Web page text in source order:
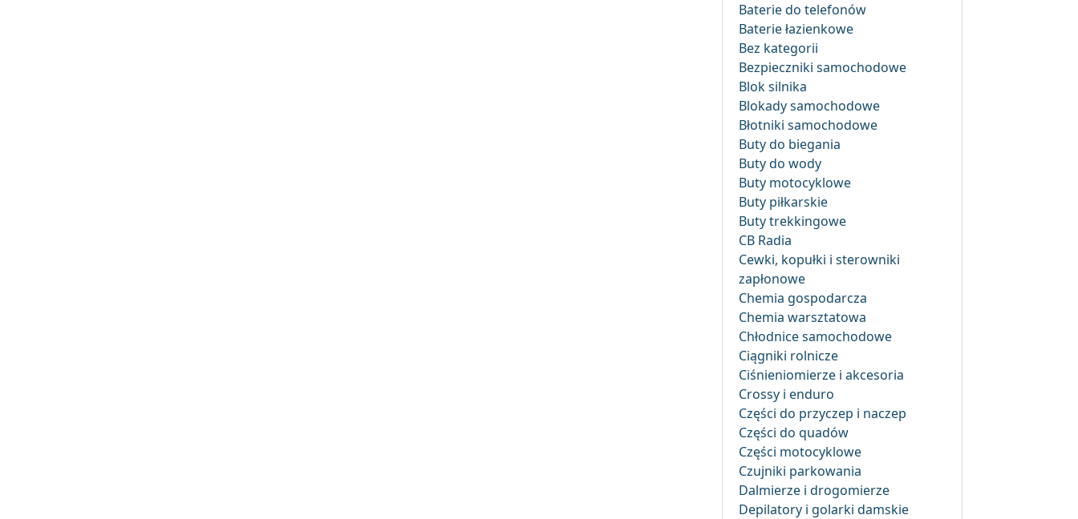
Baterie do telefonów
Baterie łazienkowe
Bez kategorii
Bezpieczniki samochodowe
Blok silnika
Blokady samochodowe
Błotniki samochodowe
Buty do biegania
Buty do wody
Buty motocyklowe
Buty piłkarskie
Buty trekkingowe
CB Radia
Cewki, kopułki i sterowniki
zapłonowe
Chemia gospodarcza
Chemia warsztatowa
Chłodnice samochodowe
Ciągniki rolnicze
Ciśnieniomierze i akcesoria
Crossy i enduro
Części do przyczep i naczep
Części do quadów
Części motocyklowe
Czujniki parkowania
Dalmierze i drogomierze
Depilatory i golarki damskie